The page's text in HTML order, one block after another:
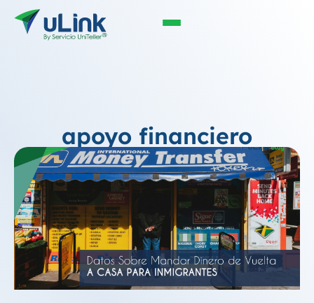
apoyo financiero